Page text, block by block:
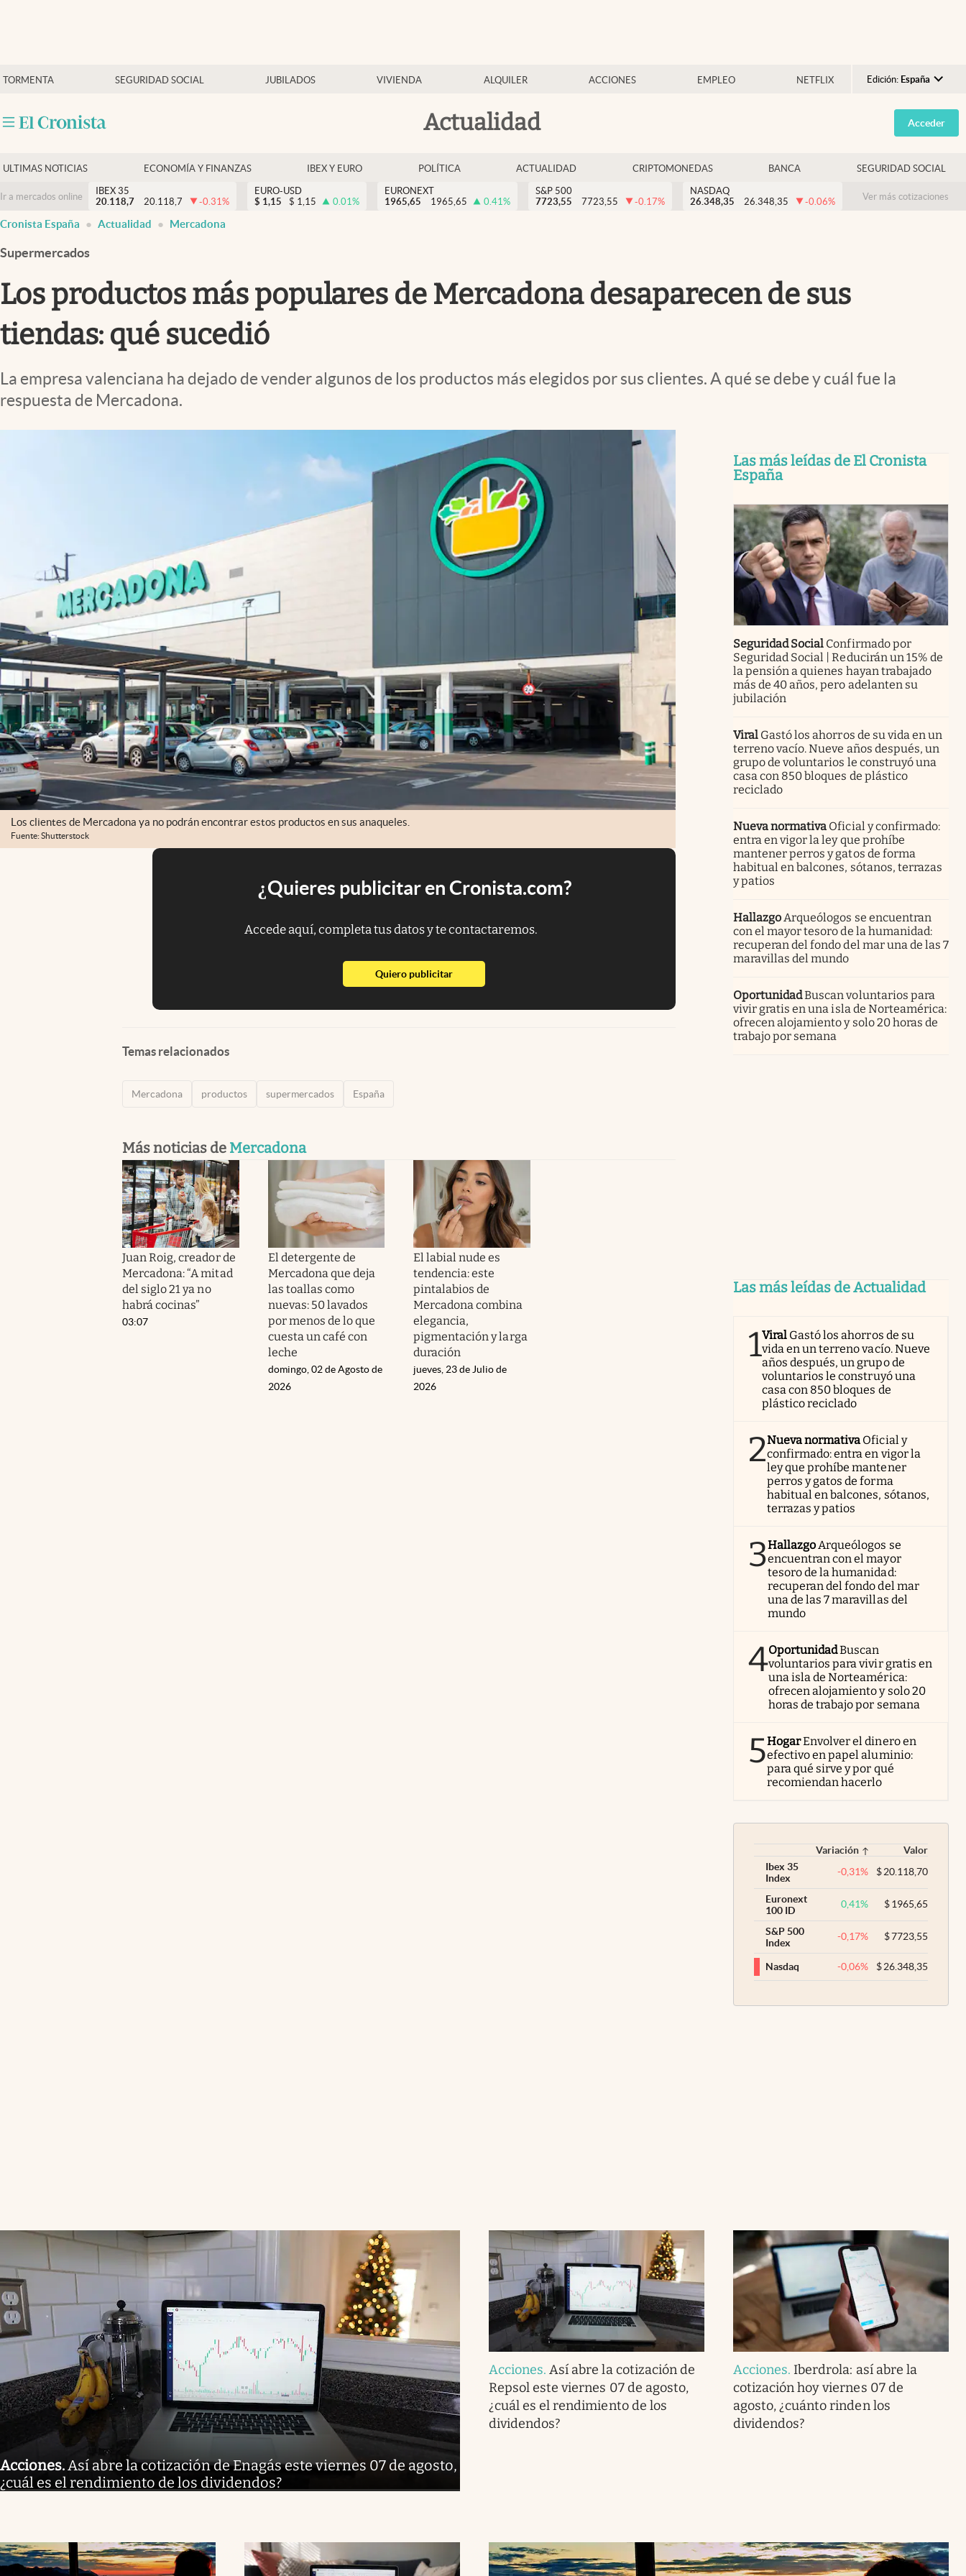
TORMENTA SEGURIDAD SOCIAL JUBILADOS VIVIENDA ALQUILER ACCIONES EMPLEO NETFLIX Edición: España
Argentina
España
USA
Colombia
Actualidad
Economía y finanzas
Criptomonedas
Acceder
ULTIMAS NOTICIAS ECONOMÍA Y FINANZAS IBEX Y EURO POLÍTICA ACTUALIDAD CRIPTOMONEDAS BANCA SEGURIDAD SOCIAL
Ir a mercados online
IBEX 35
20.118,7
20.118,7 -0.31%
EURO-USD
$ 1,15 $ 1,15 0.01%
EURONEXT
1965,65
1965,65 0.41%
S&P 500
7723,55
7723,55 -0.17%
NASDAQ
26.348,35
26.348,35 -0.06% Ver más cotizaciones
Cronista España Actualidad Mercadona
Supermercados
Los productos más populares de Mercadona desaparecen de sus
tiendas: qué sucedió
La empresa valenciana ha dejado de vender algunos de los productos más elegidos por sus clientes. A qué se debe y cuál fue la
respuesta de Mercadona.
Los clientes de Mercadona ya no podrán encontrar estos productos en sus anaqueles.
Fuente: Shutterstock
¿Quieres publicitar en Cronista.com?
Accede aquí, completa tus datos y te contactaremos.
Quiero publicitarabre en nueva pestaña
Temas relacionados
Mercadona productos supermercados España
Más noticias de Mercadona
Juan Roig, creador de
Mercadona: “A mitad
del siglo 21 ya no
habrá cocinas”
03:07
El detergente de
Mercadona que deja
las toallas como
nuevas: 50 lavados
por menos de lo que
cuesta un café con
leche
domingo, 02 de Agosto de
2026
El labial nude es
tendencia: este
pintalabios de
Mercadona combina
elegancia,
pigmentación y larga
duración
jueves, 23 de Julio de
2026
Las más leídas de El Cronista
España
Seguridad Social Confirmado por
Seguridad Social | Reducirán un 15% de
la pensión a quienes hayan trabajado
más de 40 años, pero adelanten su
jubilación
Viral Gastó los ahorros de su vida en un
terreno vacío. Nueve años después, un
grupo de voluntarios le construyó una
casa con 850 bloques de plástico
reciclado
Nueva normativa Oficial y confirmado:
entra en vigor la ley que prohíbe
mantener perros y gatos de forma
habitual en balcones, sótanos, terrazas
y patios
HallazgoArqueólogos se encuentran
con el mayor tesoro de la humanidad:
recuperan del fondo del mar una de las 7
maravillas del mundo
OportunidadBuscan voluntarios para
vivir gratis en una isla de Norteamérica:
ofrecen alojamiento y solo 20 horas de
trabajo por semana
Las más leídas de Actualidad
1Viral Gastó los ahorros de su
vida en un terreno vacío. Nueve
años después, un grupo de
voluntarios le construyó una
casa con 850 bloques de
plástico reciclado
2Nueva normativa Oficial y
confirmado: entra en vigor la
ley que prohíbe mantener
perros y gatos de forma
habitual en balcones, sótanos,
terrazas y patios
3HallazgoArqueólogos se
encuentran con el mayor
tesoro de la humanidad:
recuperan del fondo del mar
una de las 7 maravillas del
mundo
4OportunidadBuscan
voluntarios para vivir gratis en
una isla de Norteamérica:
ofrecen alojamiento y solo 20
horas de trabajo por semana
5HogarEnvolver el dinero en
efectivo en papel aluminio:
para qué sirve y por qué
recomiendan hacerlo
Variación
Valor
Ibex 35
Index
-0,31% $20.118,70
Euronext
100 ID
0,41% $1965,65
S&P 500
Index
-0,17% $7723,55
Nasdaq -0,06% $26.348,35
Acciones.Así abre la cotización de Enagás este viernes 07 de agosto,
¿cuál es el rendimiento de los dividendos?
Acciones.Así abre la cotización de
Repsol este viernes 07 de agosto,
¿cuál es el rendimiento de los
dividendos?
Acciones. Iberdrola: así abre la
cotización hoy viernes 07 de
agosto, ¿cuánto rinden los
dividendos?